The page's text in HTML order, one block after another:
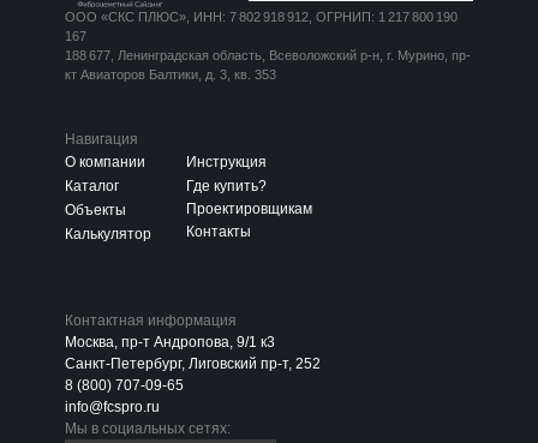
Навигация
О компании
Каталог
Объекты
Калькулятор
Инструкция
Где купить?
Проектировщикам
Контакты
Контактная информация
Москва, пр-т Андропова, 9/1 к3
Санкт-Петербург, Лиговский пр-т, 252
8 (800) 707-09-65
info@fcspro.ru
Мы в социальных сетях:
ООО «СКС ПЛЮС», ИНН: 7 802 918 912, ОГРНИП: 1 217 800 190
167
188 677, Ленинградская область, Всеволожский р-н, г. Мурино, пр-
кт Авиаторов Балтики, д. 3, кв. 353